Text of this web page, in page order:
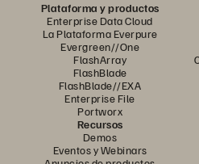
Plataforma y productos
Enterprise Data Cloud
La Plataforma Everpure
Evergreen//One
FlashArray
FlashBlade
FlashBlade//EXA
Enterprise File
Portworx
Recursos
Demos
Eventos y Webinars